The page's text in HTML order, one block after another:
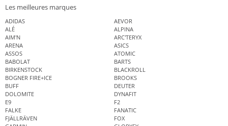
Les meilleures marques
ADIDAS
AEVOR
ALÉ
ALPINA
AIM'N
ARC'TERYX
ARENA
ASICS
ASSOS
ATOMIC
BABOLAT
BARTS
BIRKENSTOCK
BLACKROLL
BOGNER FIRE+ICE
BROOKS
BUFF
DEUTER
DOLOMITE
DYNAFIT
E9
F2
FALKE
FANATIC
FJÄLLRÄVEN
FOX